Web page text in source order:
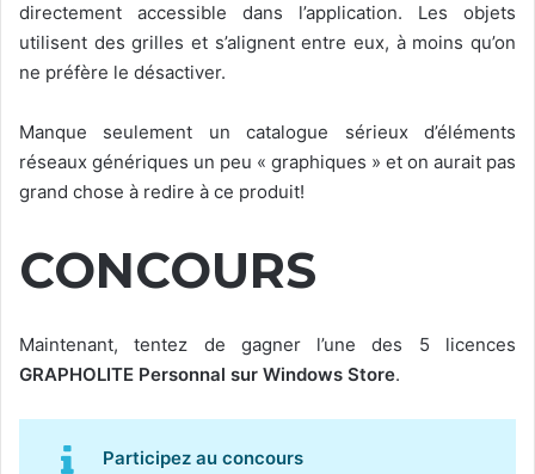
directement accessible dans l’application. Les objets
utilisent des grilles et s’alignent entre eux, à moins qu’on
ne préfère le désactiver.
Manque seulement un catalogue sérieux d’éléments
réseaux génériques un peu « graphiques » et on aurait pas
grand chose à redire à ce produit!
CONCOURS
Maintenant, tentez de gagner l’une des 5 licences
GRAPHOLITE Personnal sur Windows Store.
Participez au concours